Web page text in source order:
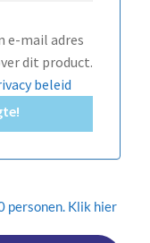
mail adres
dit product.
beleid
personen. Klik hier